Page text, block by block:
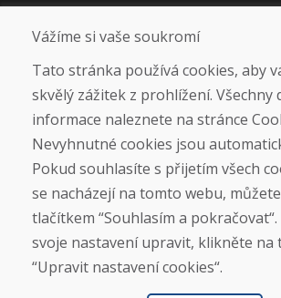
Nákup
Eshop
Jak posíláme elektrokola
Obchodní podmínky
Doprava
Platba
Reklamace
Vrácení a výměna zboží
Ochrana osobních údajů
Cookies
Sociální sítě
Vážíme si vaše soukromí
Tato stránka používá cookies, aby
skvělý zážitek z prohlížení. Všechny
informace naleznete na stránce
Nevyhnutné cookies jsou
Pokud souhlasíte s přijetím všech
se nacházejí na tomto webu,
tlačítkem “Souhlasím a
svoje nastavení upravit, klikněte na
“Upravit nastavení cookies“.